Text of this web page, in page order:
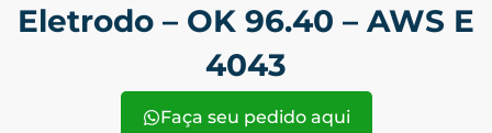
Eletrodo – OK 96.40 – AWS E
4043
Faça seu pedido aqui